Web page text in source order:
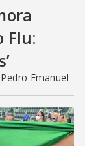
Flu:
Emanuel